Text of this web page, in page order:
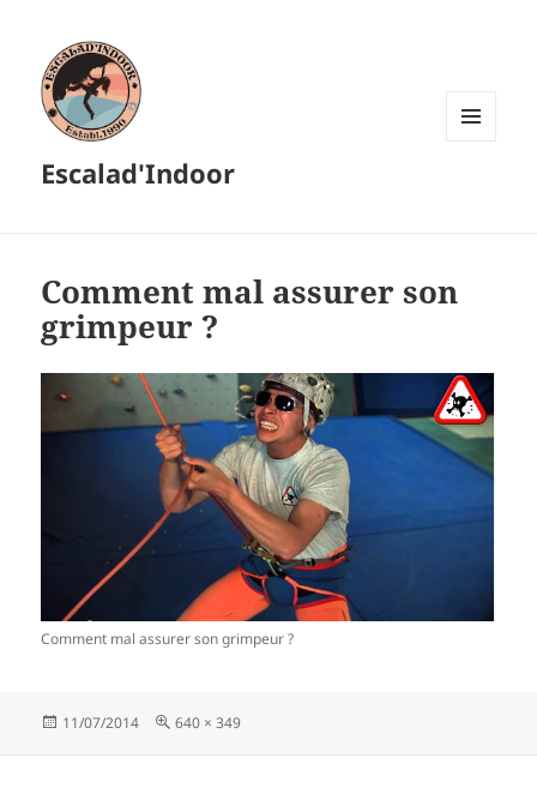
Escalad'Indoor
Comment mal assurer son
grimpeur ?
Comment mal assurer son grimpeur ?
Publié
11/07/2014
Taille
640 × 349